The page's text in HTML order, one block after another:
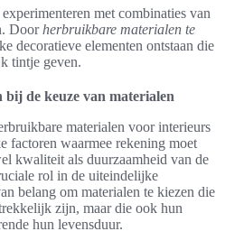
met combinaties van
Doorherbruikbare materialen te
decoratieve elementen ontstaan die
tintje geven.
bij de keuze van materialen
materialen voor interieurs
factoren waarmee rekening moet
kwaliteit als duurzaamheid van de
rol in de uiteindelijke
belang om materialen te kiezen die
zijn, maar die ook hun
hun levensduur.